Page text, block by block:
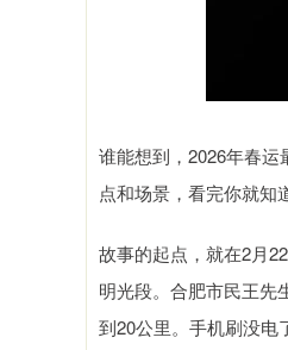
谁能想到，2026年春运
点和场景，看完你就知
故事的起点，就在2月
明光段。合肥市民王先
到20公里。手机刷没电